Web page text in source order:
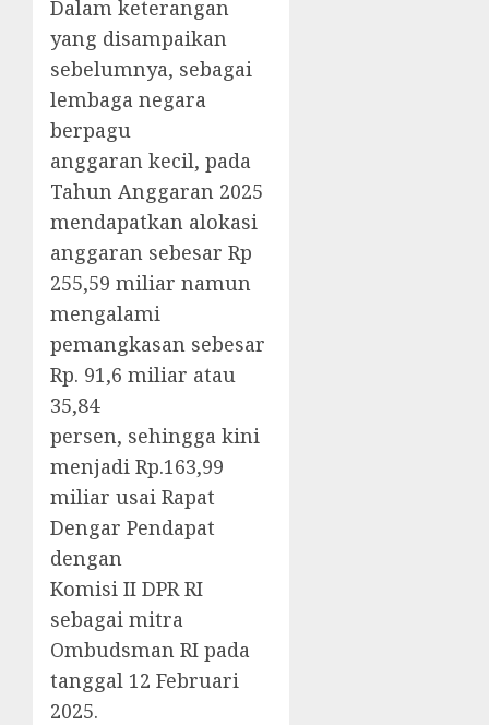
Dalam keterangan
yang disampaikan
sebelumnya, sebagai
lembaga negara
berpagu
anggaran kecil, pada
Tahun Anggaran 2025
mendapatkan alokasi
anggaran sebesar Rp
255,59 miliar namun
mengalami
pemangkasan sebesar
Rp. 91,6 miliar atau
35,84
persen, sehingga kini
menjadi Rp.163,99
miliar usai Rapat
Dengar Pendapat
dengan
Komisi II DPR RI
sebagai mitra
Ombudsman RI pada
tanggal 12 Februari
2025.